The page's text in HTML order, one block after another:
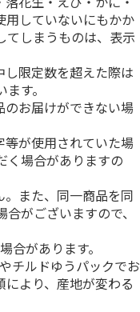
用していないにもかか
てしまうものは、表示
限定数を超えた際は
す。
お届けができない場
が使用されていた場
く場合がありますの
また、同一商品を同
がございますので、
合があります。
チルドゆうパックでお
より、産地が変わる